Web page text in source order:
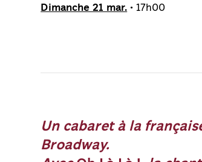
Dimanche 21 mar. • 17h00
Un cabaret à la
Broadway.